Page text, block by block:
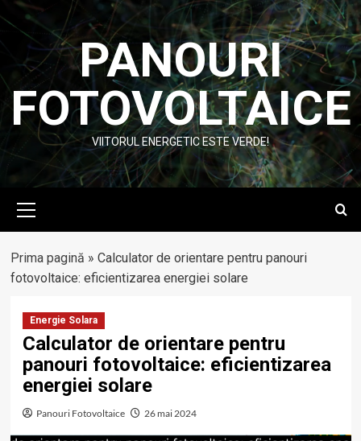
Skip
to
content
PANOURI
FOTOVOLTAICE
VIITORUL ENERGETIC ESTE VERDE!
Menu
Prima pagină » Calculator de orientare pentru panouri
fotovoltaice: eficientizarea energiei solare
Energie Solara
Calculator de orientare pentru
panouri fotovoltaice: eficientizarea
energiei solare
Panouri Fotovoltaice 26 mai 2024